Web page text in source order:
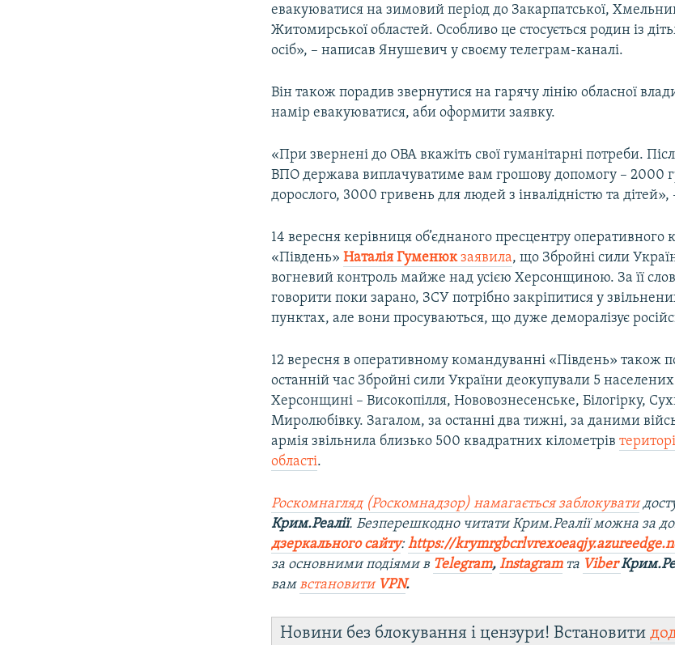
евакуюватися на зимовий період до Закарпатської,
Житомирської областей. Особливо це стосується родин із
осіб», – написав Янушевич у своєму телеграм-каналі.
Він також порадив звернутися на гарячу лінію обласної
намір евакуюватися, аби оформити заявку.
«При звернені до ОВА вкажіть свої гуманітарні потреби.
ВПО держава виплачуватиме вам грошову допомогу – 2000
дорослого, 3000 гривень для людей з інвалідністю та
14 вересня керівниця об’єднаного пресцентру
«Південь»Наталія Гуменюкзаявила, що Збройні сили
вогневий контроль майже над усією Херсонщиною. За її
говорити поки зарано, ЗСУ потрібно закріпитися у
пунктах, але вони просуваються, що дуже деморалізує
12 вересня в оперативному командуванні «Південь» також
останній час Збройні сили України деокупували 5
Херсонщині – Високопілля, Нововознесенське, Білогірку,
Миролюбівку. Загалом, за останні два тижні, за даними
армія звільнила близько 500 квадратних кілометрів
області.
Роскомнагляд (Роскомнадзор) намагається заблокувати
Крим.Реалії. Безперешкодно читати Крим.Реалії можна за
дзеркального сайту:https://
за основними подіями в Telegram,Instagramта Viber
вамвстановити VPN.
Новини без блокування і цензури! Встановити